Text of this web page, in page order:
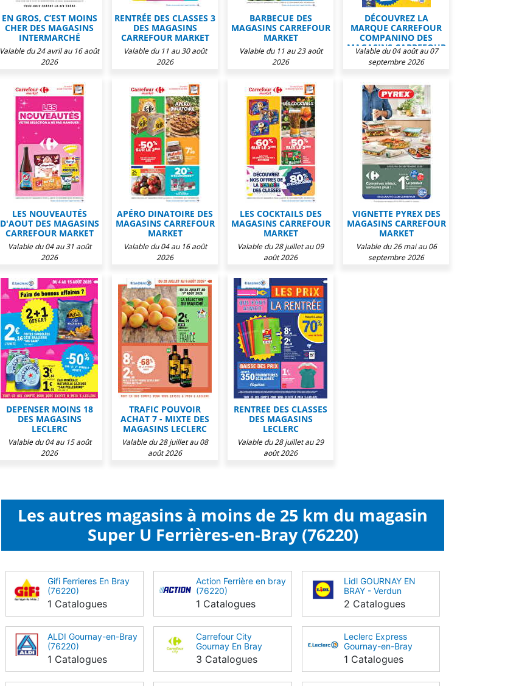
EN GROS, C’EST MOINS
CHER DES MAGASINS
INTERMARCHÉ
Valable du 24 avril au 16 août
2026
RENTRÉE DES CLASSES 3
DES MAGASINS
CARREFOUR MARKET
Valable du 11 au 30 août
2026
BARBECUE DES
MAGASINS CARREFOUR
MARKET
Valable du 11 au 23 août
2026
DÉCOUVREZ LA
MARQUE CARREFOUR
COMPANINO DES
MAGASINS CARREFOUR
MARKET
Valable du 04 août au 07
septembre 2026
LES NOUVEAUTÉS
D'AOUT DES MAGASINS
CARREFOUR MARKET
Valable du 04 au 31 août
2026
APÉRO DINATOIRE DES
MAGASINS CARREFOUR
MARKET
Valable du 04 au 16 août
2026
LES COCKTAILS DES
MAGASINS CARREFOUR
MARKET
Valable du 28 juillet au 09
août 2026
VIGNETTE PYREX DES
MAGASINS CARREFOUR
MARKET
Valable du 26 mai au 06
septembre 2026
DEPENSER MOINS 18
DES MAGASINS
LECLERC
Valable du 04 au 15 août
2026
TRAFIC POUVOIR
ACHAT 7 - MIXTE DES
MAGASINS LECLERC
Valable du 28 juillet au 08
août 2026
RENTREE DES CLASSES
DES MAGASINS
LECLERC
Valable du 28 juillet au 29
août 2026
Les autres magasins à moins de 25 km du magasin
Super U Ferrières-en-Bray (76220)
Gifi Ferrieres En Bray
(76220)
1 Catalogues
Action Ferrière en bray
(76220)
1 Catalogues
Lidl GOURNAY EN
BRAY - Verdun
(76220)
2 Catalogues
ALDI Gournay-en-Bray
(76220)
1 Catalogues
Carrefour City
Gournay En Bray
(76220)
3 Catalogues
Leclerc Express
Gournay-en-Bray
(76220)
1 Catalogues